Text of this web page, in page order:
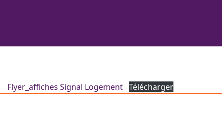
Flyer_affiches Signal Logement Télécharger